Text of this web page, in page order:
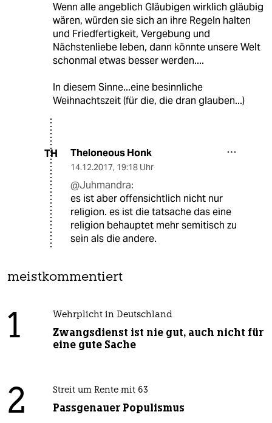
Wenn alle angeblich Gläubigen wirklich gläubig
wären, würden sie sich an ihre Regeln halten
und Friedfertigkeit, Vergebung und
Nächstenliebe leben, dann könnte unsere Welt
schonmal etwas besser werden....
In diesem Sinne...eine besinnliche
Weihnachtszeit (für die, die dran glauben...)
TH Theloneous Honk
14.12.2017, 19:18 Uhr
@Juhmandra:
es ist aber offensichtlich nicht nur
religion. es ist die tatsache das eine
religion behauptet mehr semitisch zu
sein als die andere.
meistkommentiert
1 Wehrplicht in Deutschland
Zwangsdienst ist nie gut, auch nicht für
eine gute Sache
2 Streit um Rente mit 63
Passgenauer Populismus